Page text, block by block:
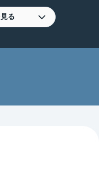
囲にわたり
。
貸す？売る？どうした
しい。
いった
る